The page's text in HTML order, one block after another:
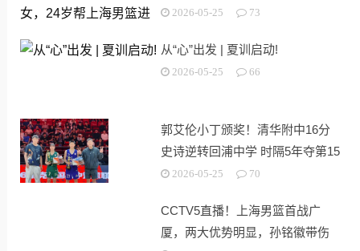
决赛
2026-05-25 73
从“心”出发 | 夏训启动!
2026-05-25 66
郭艾伦小丁颁奖！清华附中16分
史诗逆转回浦中学 时隔5年夺第15
冠2026-05-25 70
CCTV5直播！上海男篮首战广
厦，两大优势明显，孙铭徽带伤